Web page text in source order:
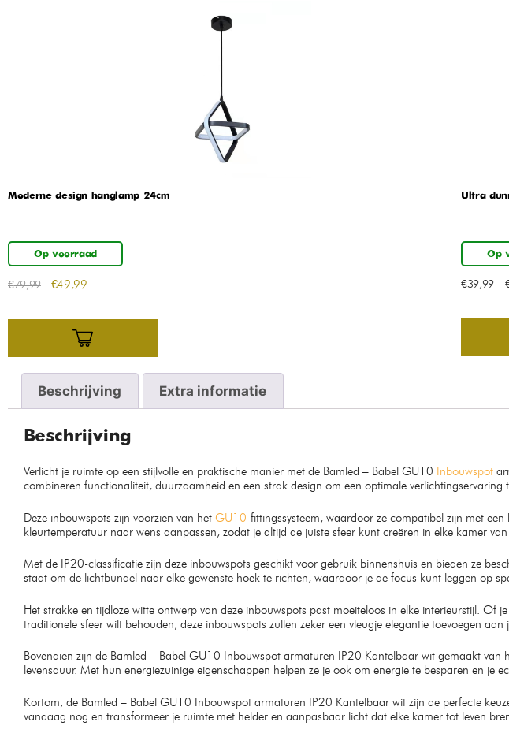
Moderne design hanglamp 24cm
Op voorraad
€79,99 €49,99
Ultra
Op
€39,99–
Beschrijving Extra informatie
Beschrijving
Verlicht je ruimte op een stijlvolle en praktische manier met de Bamled – Babel GU10 Inbouwspot
combineren functionaliteit, duurzaamheid en een strak design om een optimale verlichtingservaring
Deze inbouwspots zijn voorzien van het GU10-fittingssysteem, waardoor ze compatibel zijn met
kleurtemperatuur naar wens aanpassen, zodat je altijd de juiste sfeer kunt creëren in elke kamer
Met de IP20-classificatie zijn deze inbouwspots geschikt voor gebruik binnenshuis en bieden ze
staat om de lichtbundel naar elke gewenste hoek te richten, waardoor je de focus kunt leggen op
Het strakke en tijdloze witte ontwerp van deze inbouwspots past moeiteloos in elke interieurstijl. Of
traditionele sfeer wilt behouden, deze inbouwspots zullen zeker een vleugje elegantie toevoegen aan
Bovendien zijn de Bamled – Babel GU10 Inbouwspot armaturen IP20 Kantelbaar wit gemaakt
levensduur. Met hun energiezuinige eigenschappen helpen ze je ook om energie te besparen en je
Kortom, de Bamled – Babel GU10 Inbouwspot armaturen IP20 Kantelbaar wit zijn de perfecte
vandaag nog en transformeer je ruimte met helder en aanpasbaar licht dat elke kamer tot leven